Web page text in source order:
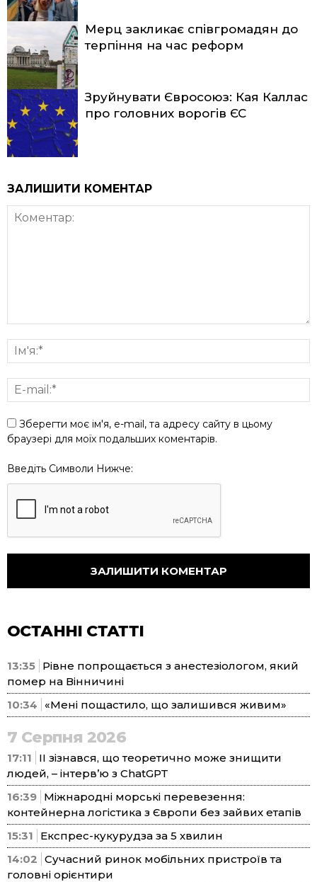
Мерц закликає співгромадян до
терпіння на час реформ
Зруйнувати Євросоюз: Кая Каллас
про головних ворогів ЄС
ЗАЛИШИТИ КОМЕНТАР
Зберегти моє ім'я, e-mail, та адресу сайту в цьому
браузері для моїх подальших коментарів.
Введіть Символи Нижче:
ОСТАННІ СТАТТІ
13:35 Рівне попрощається з анестезіологом, який
помер на Вінничині
10:34
«Мені пощастило, що залишився живим»
7 Серпня 2026
17:11
ІІ зізнався, що теоретично може знищити
людей, – інтерв’ю з ChatGPT
16:39 Міжнародні морські перевезення:
контейнерна логістика з Європи без зайвих етапів
15:31
Експрес-кукурудза за 5 хвилин
14:02 Сучасний ринок мобільних пристроїв та
головні орієнтири